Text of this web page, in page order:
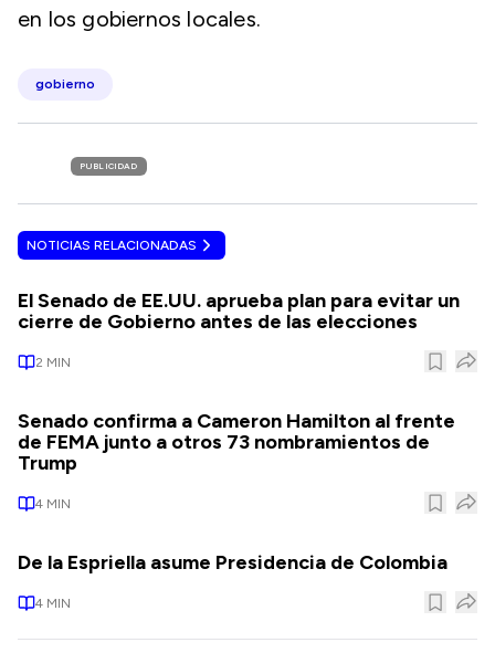
en los gobiernos locales.
gobierno
PUBLICIDAD
NOTICIAS RELACIONADAS
El Senado de EE.UU. aprueba plan para evitar un
cierre de Gobierno antes de las elecciones
2 MIN
Senado confirma a Cameron Hamilton al frente
de FEMA junto a otros 73 nombramientos de
Trump
4 MIN
De la Espriella asume Presidencia de Colombia
4 MIN